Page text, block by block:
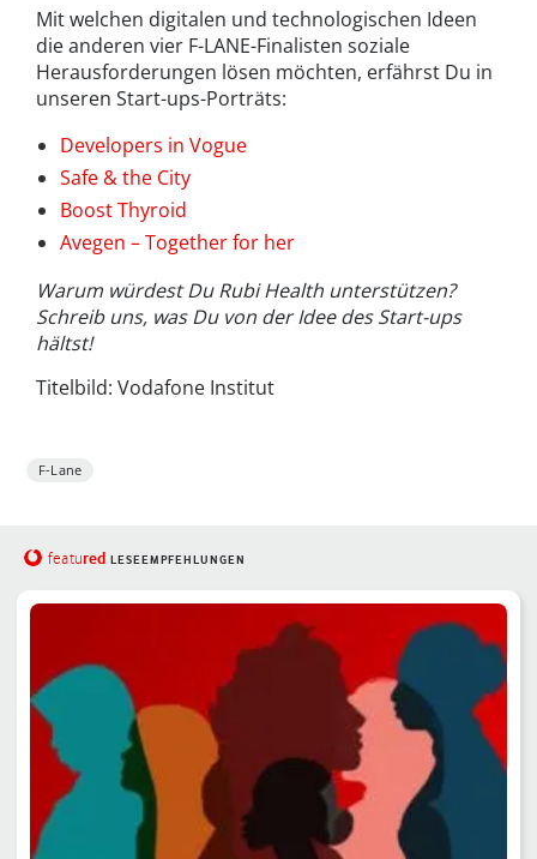
Mit welchen digitalen und technologischen Ideen
die anderen vier F-LANE-Finalisten soziale
Herausforderungen lösen möchten, erfährst Du in
unseren Start-ups-Porträts:
Developers in Vogue
Safe & the City
Boost Thyroid
Avegen – Together for her
Warum würdest Du Rubi Health unterstützen?
Schreib uns, was Du von der Idee des Start-ups
hältst!
Titelbild: Vodafone Institut
F-Lane
featured LESEEMPFEHLUNGEN